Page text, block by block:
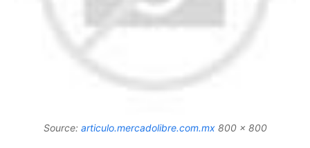
Source: articulo.mercadolibre.com.mx800 x 800